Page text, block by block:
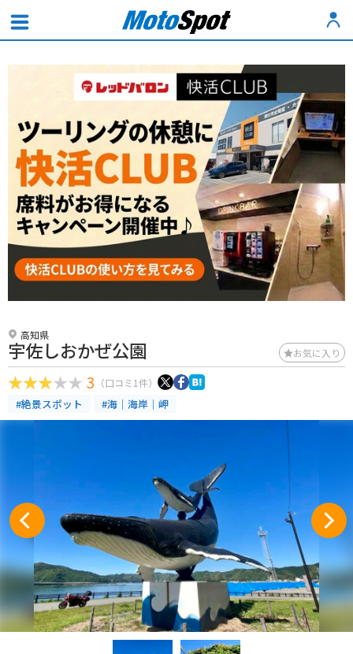
高知県
宇佐しおかぜ公園 お気に入り
3 （口コミ1件）
#絶景スポット #海｜海岸｜岬